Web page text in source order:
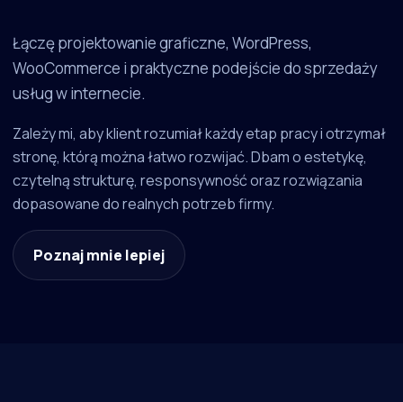
Łączę projektowanie graficzne, WordPress,
WooCommerce i praktyczne podejście do sprzedaży
usług w internecie.
Zależy mi, aby klient rozumiał każdy etap pracy i otrzymał
stronę, którą można łatwo rozwijać. Dbam o estetykę,
czytelną strukturę, responsywność oraz rozwiązania
dopasowane do realnych potrzeb firmy.
Poznaj mnie lepiej